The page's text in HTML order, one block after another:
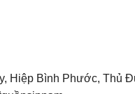
Hiệp Bình Phước, Thủ